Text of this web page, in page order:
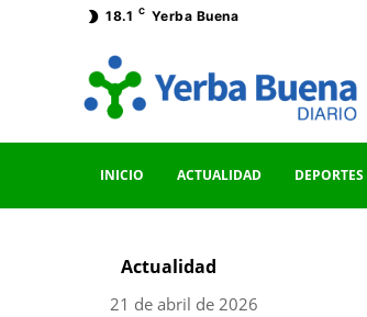
18.1 C Yerba Buena
INICIO ACTUALIDAD DEPORTES
Actualidad
21 de abril de 2026